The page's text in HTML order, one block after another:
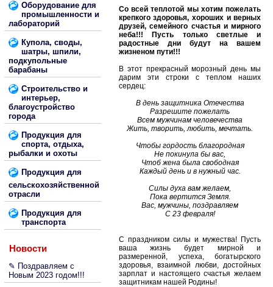
Оборудование для
промышленности и
лабораторий
Купола, своды,
шатры, шпили,
подкупольные
барабаны
Строительство и
интерьер,
благоустройство
города
Продукция для
спорта, отдыха,
рыбалки и охоты
Продукция для
сельскохозяйственной
отрасли
Продукция для
транспорта
Новости
✎ Поздравляем с
Новым 2023 годом!!!
Со всей теплотой мы хотим пожелать
крепкого здоровья, хороших и верных
друзей, семейного счастья и мирного
неба!!! Пусть только светлые и
радостные дни будут на вашем
жизненом пути!!!
В этот прекрасный морозный день мы
дарим эти строки с теплом наших
сердец:
В день защитника Отечества
Разрешите пожелать
Всем мужчинам человечества
Жить, творить, любить, мечтать.
Чтобы гордость благородная
Не покинула бы вас,
Чтоб жена была свободная
Каждый день и в нужный час.
Силы духа вам желаем,
Пока вертится Земля.
Вас, мужчины, поздравляем
С 23 февраля!
С праздником силы и мужества! Пусть
ваша жизнь будет мирной и
размеренной, успеха, богатырского
здоровья, взаимной любви, достойных
зарплат и настоящего счастья желаем
защитникам нашей Родины!